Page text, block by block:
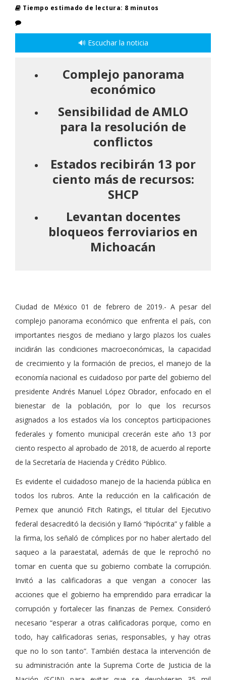
Tiempo estimado de lectura: 8 minutos
🔊 Escuchar la noticia
Complejo panorama
económico
Sensibilidad de AMLO
para la resolución de
conflictos
Estados recibirán 13 por
ciento más de recursos:
SHCP
Levantan docentes
bloqueos ferroviarios en
Michoacán
Ciudad de México 01 de febrero de 2019.- A pesar del
complejo panorama económico que enfrenta el país, con
importantes riesgos de mediano y largo plazos los cuales
incidirán las condiciones macroeconómicas, la capacidad
de crecimiento y la formación de precios, el manejo de la
economía nacional es cuidadoso por parte del gobierno del
presidente Andrés Manuel López Obrador, enfocado en el
bienestar de la población, por lo que los recursos
asignados a los estados vía los conceptos participaciones
federales y fomento municipal crecerán este año 13 por
ciento respecto al aprobado de 2018, de acuerdo al reporte
de la Secretaría de Hacienda y Crédito Público.
Es evidente el cuidadoso manejo de la hacienda pública en
todos los rubros. Ante la reducción en la calificación de
Pemex que anunció Fitch Ratings, el titular del Ejecutivo
federal desacreditó la decisión y llamó “hipócrita” y falible a
la firma, los señaló de cómplices por no haber alertado del
saqueo a la paraestatal, además de que le reprochó no
tomar en cuenta que su gobierno combate la corrupción.
Invitó a las calificadoras a que vengan a conocer las
acciones que el gobierno ha emprendido para erradicar la
corrupción y fortalecer las finanzas de Pemex. Consideró
necesario “esperar a otras calificadoras porque, como en
todo, hay calificadoras serias, responsables, y hay otras
que no lo son tanto”. También destaca la intervención de
su administración ante la Suprema Corte de Justicia de la